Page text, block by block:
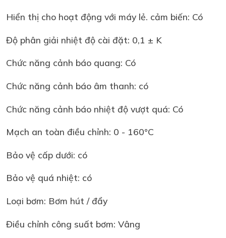
Hiển thị cho hoạt động với máy lẻ. cảm biến: Có
Độ phân giải nhiệt độ cài đặt: 0,1 ± K
Chức năng cảnh báo quang: Có
Chức năng cảnh báo âm thanh: có
Chức năng cảnh báo nhiệt độ vượt quá: Có
Mạch an toàn điều chỉnh: 0 - 160°C
Bảo vệ cấp dưới: có
Bảo vệ quá nhiệt: có
Loại bơm: Bơm hút / đẩy
Điều chỉnh công suất bơm: Vâng